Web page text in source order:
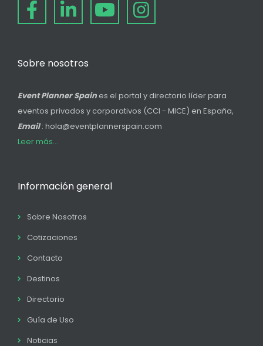
Sobre nosotros
Event Planner Spain es el portal y directorio líder para
eventos privados y corporativos (CCI - MICE) en España,
Email: hola@eventplannerspain.com
Leer más...
Información general
Sobre Nosotros
Cotizaciones
Contacto
Destinos
Directorio
Guía de Uso
Noticias